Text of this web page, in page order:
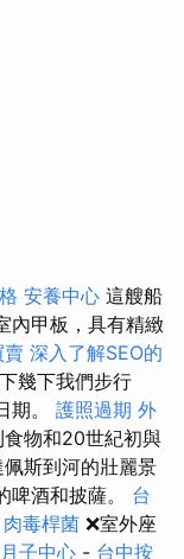
安養中心 這艘船
內甲板，具有精緻
賣 深入了解SEO的
幾下我們步行
期。 護照過期 外
物和20世紀初與
斯到河的壯麗景
啤酒和披薩。 台
肉毒桿菌 ❌室外座
子中心 - 台中按